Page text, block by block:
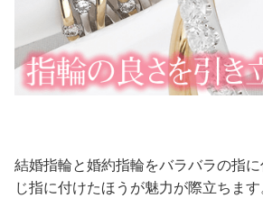
結婚指輪と婚約指輪をバラバラの指
じ指に付けたほうが魅力が際立ちます